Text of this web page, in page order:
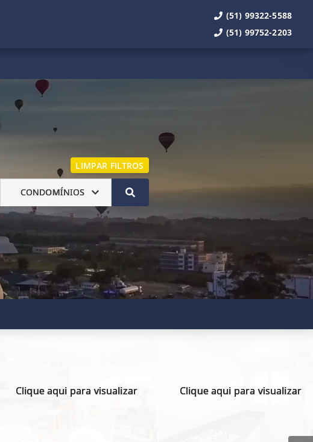
(51) 99322-5588
(51) 99752-2203
LIMPAR FILTROS
CONDOMÍNIOS
Clique aqui para visualizar Clique aqui para visualizar